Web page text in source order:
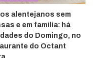
alentejanos sem
e em família: há
do Domingo, no
do Octant